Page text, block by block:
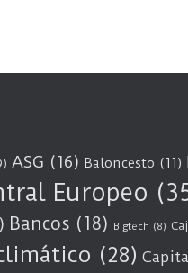
ASG (16) Baloncesto (11)
Europeo
Bancos (18) Bigtech (8)
(28)